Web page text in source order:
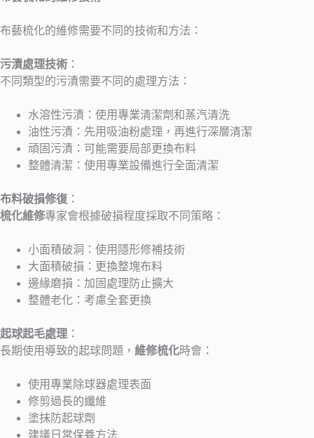
布藝梳化的維修需要不同的技術和方法：
污漬處理技術 ：
不同類型的污漬需要不同的處理方法：
水溶性污漬：使用專業清潔劑和蒸汽清洗
油性污漬：先用吸油粉處理，再進行深層清潔
頑固污漬：可能需要局部更換布料
整體清潔：使用專業設備進行全面清潔
布料破損修復 ：
梳化維修專家會根據破損程度採取不同策略：
小面積破洞：使用隱形修補技術
大面積破損：更換整塊布料
邊緣磨損：加固處理防止擴大
整體老化：考慮全套更換
起球起毛處理 ：
長期使用導致的起球問題， 維修梳化時會：
使用專業除球器處理表面
修剪過長的纖維
塗抹防起球劑
建議日常保養方法